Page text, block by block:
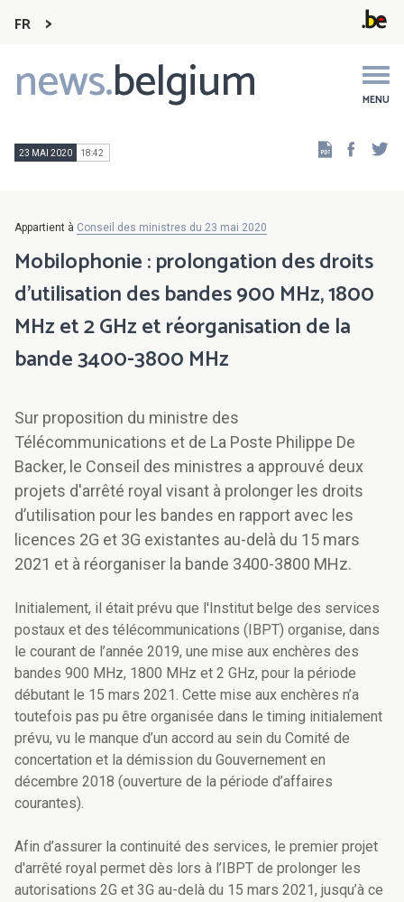
FR
news.belgium MENU
Main
navigation
23 MAI 2020 18:42
Appartient à Conseil des ministres du 23 mai 2020
Mobilophonie : prolongation des droits
d'utilisation des bandes 900 MHz, 1800
MHz et 2 GHz et réorganisation de la
bande 3400-3800 MHz
Sur proposition du ministre des
Télécommunications et de La Poste Philippe De
Backer, le Conseil des ministres a approuvé deux
projets d'arrêté royal visant à prolonger les droits
d’utilisation pour les bandes en rapport avec les
licences 2G et 3G existantes au-delà du 15 mars
2021 et à réorganiser la bande 3400-3800 MHz.
Initialement, il était prévu que l'Institut belge des services
postaux et des télécommunications (IBPT) organise, dans
le courant de l’année 2019, une mise aux enchères des
bandes 900 MHz, 1800 MHz et 2 GHz, pour la période
débutant le 15 mars 2021. Cette mise aux enchères n’a
toutefois pas pu être organisée dans le timing initialement
prévu, vu le manque d’un accord au sein du Comité de
concertation et la démission du Gouvernement en
décembre 2018 (ouverture de la période d’affaires
courantes).
Afin d’assurer la continuité des services, le premier projet
d'arrêté royal permet dès lors à l’IBPT de prolonger les
autorisations 2G et 3G au-delà du 15 mars 2021, jusqu’à ce